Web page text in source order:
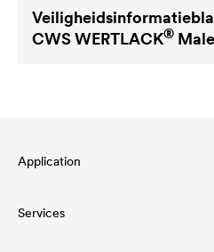
CWS WERTLACK®
Application
Wood varnish
Services